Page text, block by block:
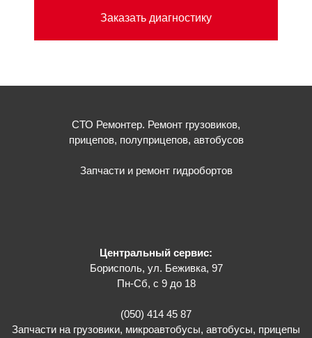
Заказать диагностику
СТО Ремонтер. Ремонт грузовиков,
прицепов, полуприцепов, автобусов
Запчасти и ремонт гидробортов
Центральный сервис:
Борисполь, ул. Беживка, 97
Пн-Сб, с 9 до 18
(050) 414 45 87
Запчасти на грузовики, микроавтобусы, автобусы, прицепы